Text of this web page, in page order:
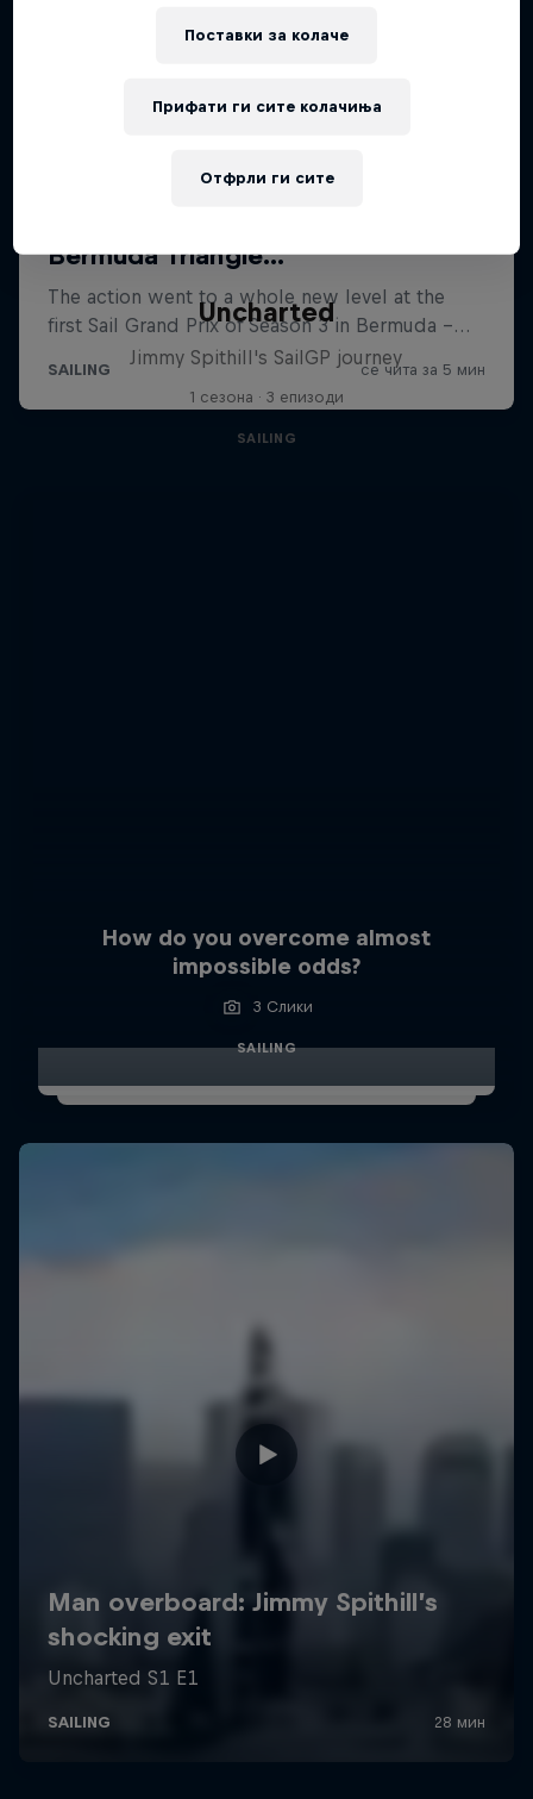
Uncharted
Jimmy Spithill's SailGP journey
1 сезона · 3 епизоди
SAILING
How do you overcome almost
impossible odds?
3 Слики
SAILING
Поставки за колачe
Отфрли ги сите
Прифати ги сите колачиња